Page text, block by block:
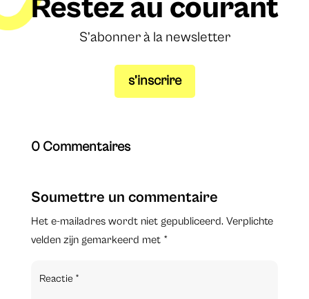
Restez au courant
S’abonner à la newsletter
s’inscrire
0 Commentaires
Soumettre un commentaire
Het e-mailadres wordt niet gepubliceerd. Verplichte
velden zijn gemarkeerd met *